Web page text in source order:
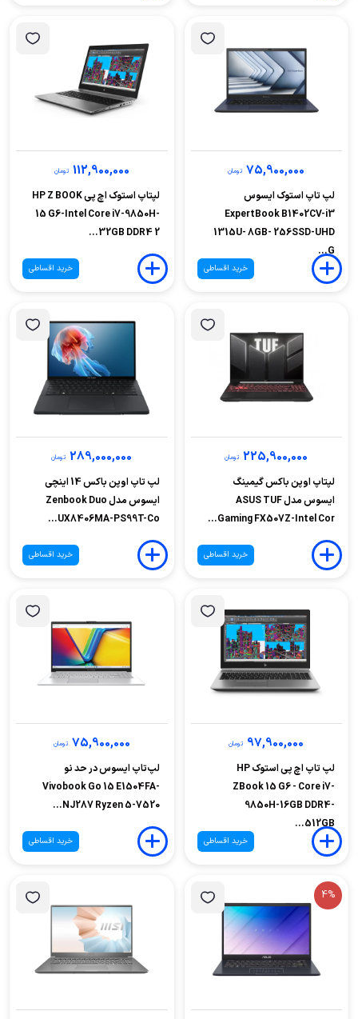
75,900,000 تومان
لپ تاپ استوک ایسوس
ExpertBook B1402CV-i3
1315U- 8GB- 256SSD-UHD
G...
خرید اقساطی
112,900,000 تومان
لپتاپ استوک اچ پی HP Z BOOK
15 G6-Intel Core i7-9850H-
32GB DDR4 2...
خرید اقساطی
225,900,000 تومان
لپتاپ اوپن باکس گیمینگ
ایسوس مدل ASUS TUF
Gaming FX507Z-Intel Cor...
خرید اقساطی
289,000,000 تومان
لپ تاپ اوپن باکس 14 اینچی
ایسوس مدل Zenbook Duo
UX8406MA-PS99T-Co...
خرید اقساطی
97,900,000 تومان
لپ تاپ اچ پی استوک HP
ZBook 15 G6 - Core i7-
9850H-16GB DDR4-
512GB...
خرید اقساطی
75,900,000 تومان
لپ‌تاپ ایسوس در حد نو
Vivobook Go 15 E1504FA-
NJ287 Ryzen 5-7520...
خرید اقساطی
4%